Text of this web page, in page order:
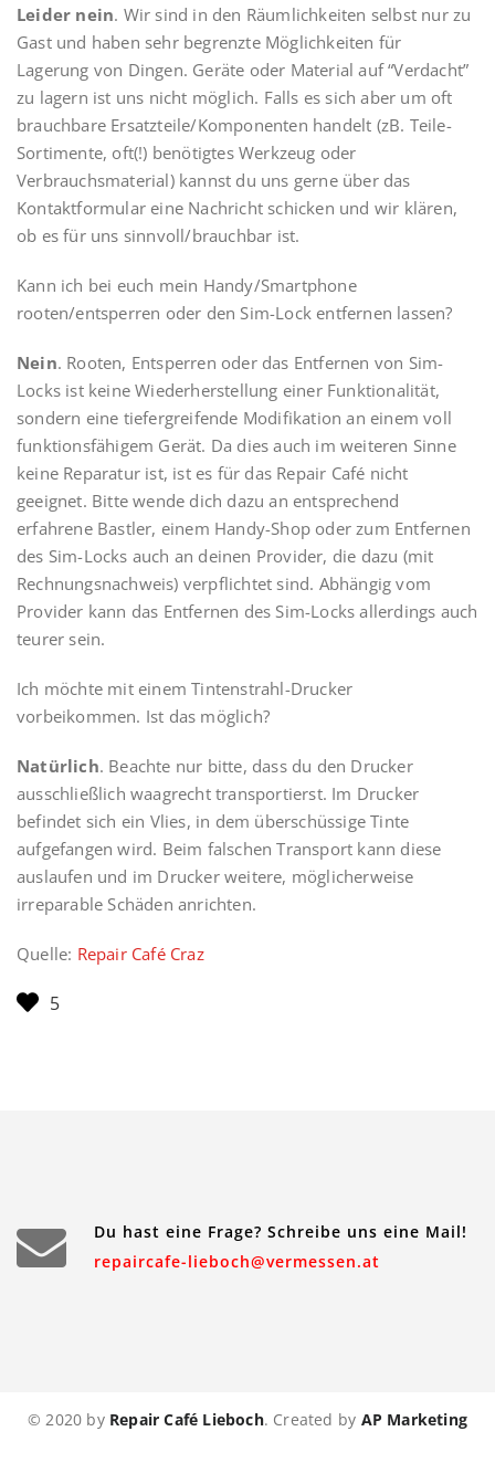
Leider nein. Wir sind in den Räumlichkeiten selbst nur zu
Gast und haben sehr begrenzte Möglichkeiten für
Lagerung von Dingen. Geräte oder Material auf “Verdacht”
zu lagern ist uns nicht möglich. Falls es sich aber um oft
brauchbare Ersatzteile/Komponenten handelt (zB. Teile-
Sortimente, oft(!) benötigtes Werkzeug oder
Verbrauchsmaterial) kannst du uns gerne über das
Kontaktformular eine Nachricht schicken und wir klären,
ob es für uns sinnvoll/brauchbar ist.
Kann ich bei euch mein Handy/Smartphone
rooten/entsperren oder den Sim-Lock entfernen lassen?
Nein. Rooten, Entsperren oder das Entfernen von Sim-
Locks ist keine Wiederherstellung einer Funktionalität,
sondern eine tiefergreifende Modifikation an einem voll
funktionsfähigem Gerät. Da dies auch im weiteren Sinne
keine Reparatur ist, ist es für das Repair Café nicht
geeignet. Bitte wende dich dazu an entsprechend
erfahrene Bastler, einem Handy-Shop oder zum Entfernen
des Sim-Locks auch an deinen Provider, die dazu (mit
Rechnungsnachweis) verpflichtet sind. Abhängig vom
Provider kann das Entfernen des Sim-Locks allerdings auch
teurer sein.
Ich möchte mit einem Tintenstrahl-Drucker
vorbeikommen. Ist das möglich?
Natürlich. Beachte nur bitte, dass du den Drucker
ausschließlich waagrecht transportierst. Im Drucker
befindet sich ein Vlies, in dem überschüssige Tinte
aufgefangen wird. Beim falschen Transport kann diese
auslaufen und im Drucker weitere, möglicherweise
irreparable Schäden anrichten.
Quelle: Repair Café Craz
Du hast eine Frage? Schreibe uns eine Mail!
repaircafe-lieboch@vermessen.at
© 2020 by Repair Café Lieboch. Created by AP Marketing